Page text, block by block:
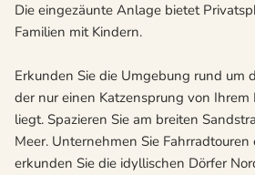
Die eingezäunte Anlage bietet
Familien mit Kindern.
Erkunden Sie die Umgebung rund um
der nur einen Katzensprung von
liegt. Spazieren Sie am breiten
Meer. Unternehmen Sie
erkunden Sie die idyllischen Dörfer